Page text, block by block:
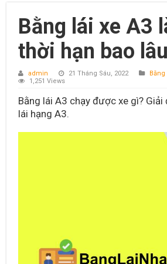
Bằng lái xe A3
thời hạn bao
admin 21 Tháng Sáu, 2022 Bằng
1,251 Views
Bằng lái A3 chạy được xe gì?
lái hạng A3.